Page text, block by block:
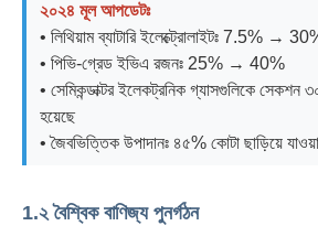
২০২৪ মূল আপডেটঃ
• লিথিয়াম ব্যাটারি ইলেক্ট্রোলাইটঃ 7.5% →
• পিভি-গ্রেড ইভিএ রজনঃ 25% → 40%
• সেমিকন্ডাক্টর ইলেকট্রনিক গ্যাসগুলিকে সেকশন
হয়েছে
• জৈবভিত্তিক উপাদানঃ ৪৫% কোটা ছাড়িয়ে
1.২ বৈশ্বিক বাণিজ্য পুনর্গঠন